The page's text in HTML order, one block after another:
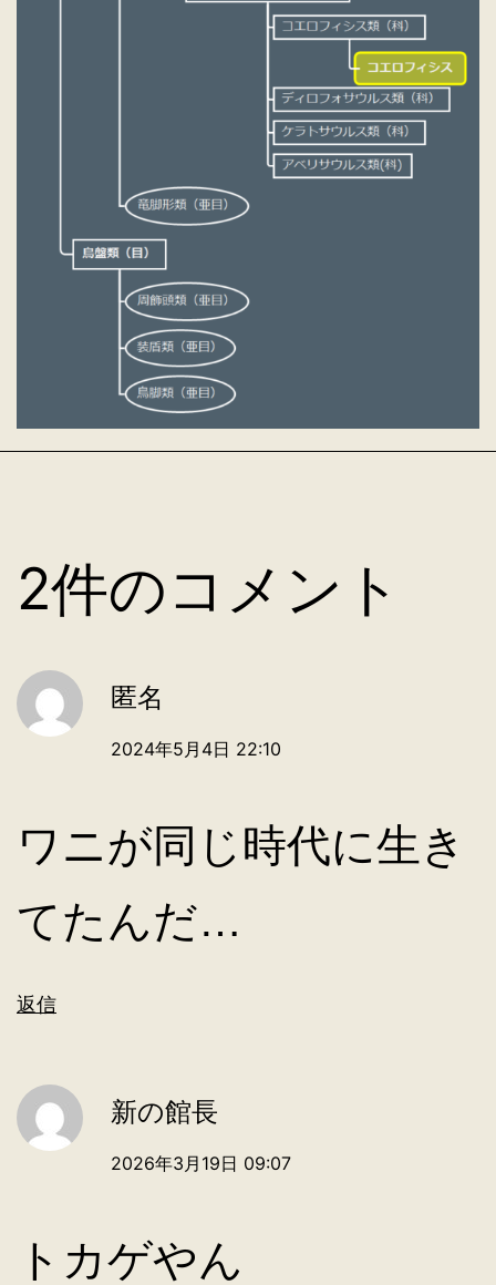
2件のコメント
匿名
2024年5月4日 22:10
ワニが同じ時代に生き
てたんだ…
返信
新の館長
2026年3月19日 09:07
トカゲやん